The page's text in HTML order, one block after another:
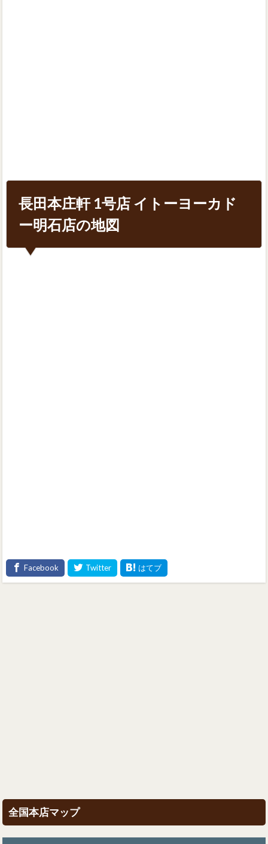
長田本庄軒 1号店 イトーヨーカド
ー明石店の地図
全国本店マップ